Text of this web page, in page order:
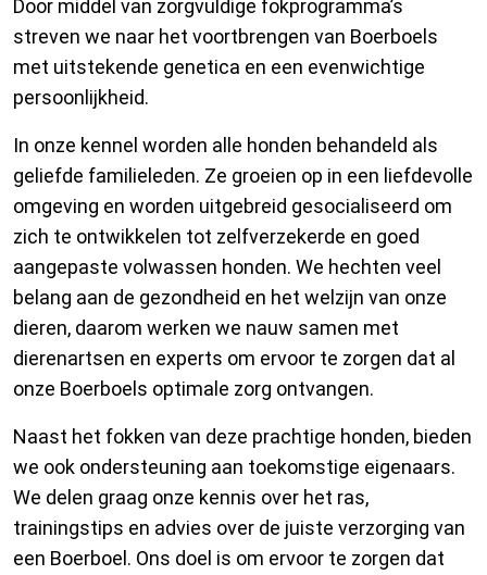
Door middel van zorgvuldige fokprogramma’s
streven we naar het voortbrengen van Boerboels
met uitstekende genetica en een evenwichtige
persoonlijkheid.
In onze kennel worden alle honden behandeld als
geliefde familieleden. Ze groeien op in een liefdevolle
omgeving en worden uitgebreid gesocialiseerd om
zich te ontwikkelen tot zelfverzekerde en goed
aangepaste volwassen honden. We hechten veel
belang aan de gezondheid en het welzijn van onze
dieren, daarom werken we nauw samen met
dierenartsen en experts om ervoor te zorgen dat al
onze Boerboels optimale zorg ontvangen.
Naast het fokken van deze prachtige honden, bieden
we ook ondersteuning aan toekomstige eigenaars.
We delen graag onze kennis over het ras,
trainingstips en advies over de juiste verzorging van
een Boerboel. Ons doel is om ervoor te zorgen dat